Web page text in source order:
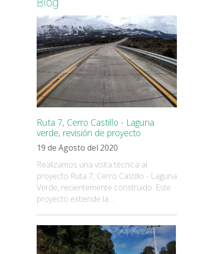
Ruta 7, Cerro Castillo - Laguna
verde, revisión de proyecto
19 de Agosto del 2020
Realizamos una visita técnica al
proyecto Ruta 7, Cerro Castillo - Laguna
Verde, recientemente construido. Este
proyecto extiende la ...